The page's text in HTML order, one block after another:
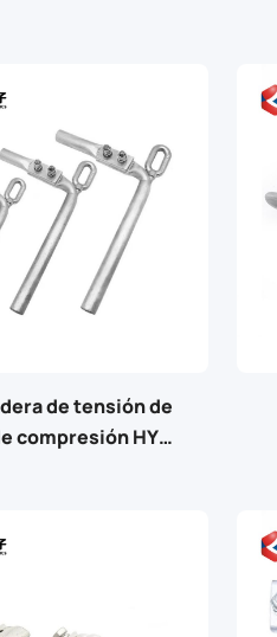
de tensión de
compresión HY